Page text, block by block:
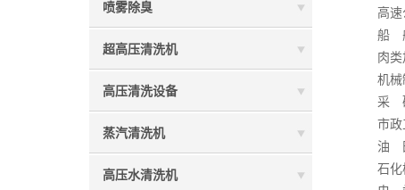
喷雾除臭
超高压清洗机
高压清洗设备
蒸汽清洗机
高压水清洗机
高速公
船 舶
肉类加
机械制
采 矿
市政工
油 田
石化橡